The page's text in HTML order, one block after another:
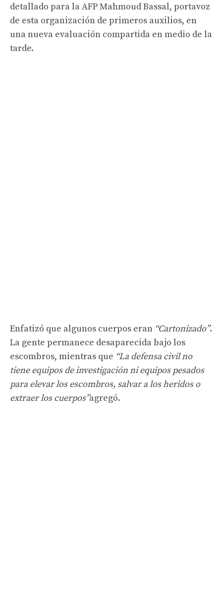
detallado para la AFP Mahmoud Bassal, portavoz
de esta organización de primeros auxilios, en
una nueva evaluación compartida en medio de la
tarde.
Enfatizó que algunos cuerpos eran “Cartonizado”.
La gente permanece desaparecida bajo los
escombros, mientras que “La defensa civil no
tiene equipos de investigación ni equipos pesados ​​
para elevar los escombros, salvar a los heridos o
extraer los cuerpos”agregó.